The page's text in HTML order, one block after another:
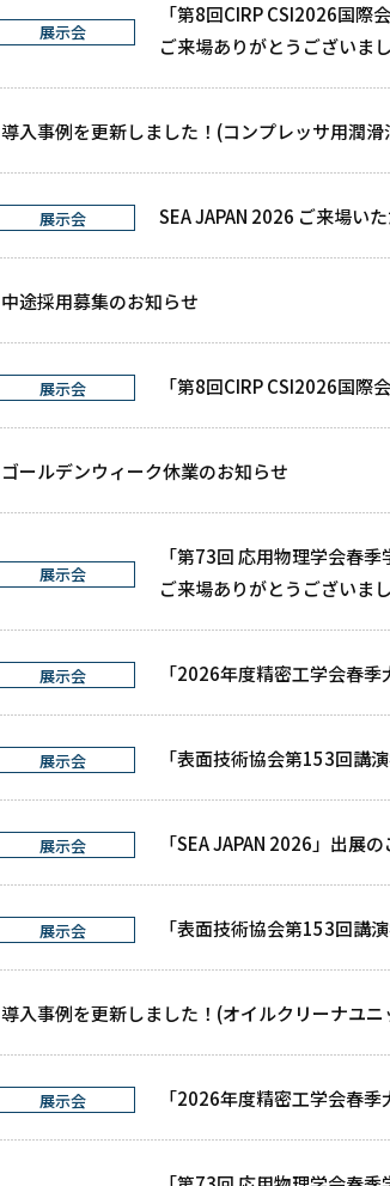
展示会
「第8回CIRP CSI2026国際
ご来場ありがとうございま
導入事例を更新しました！(コンプレッサ用潤
展示会 SEA JAPAN 2026 ご来場い
中途採用募集のお知らせ
展示会 「第8回CIRP CSI2026国際
ゴールデンウィーク休業のお知らせ
展示会
「第73回 応用物理学会春
ご来場ありがとうございま
展示会 「2026年度精密工学会春
展示会 「表面技術協会第153回講演
展示会 「SEA JAPAN 2026」出展
展示会 「表面技術協会第153回講
導入事例を更新しました！(オイルクリーナユニ
展示会 「2026年度精密工学会春